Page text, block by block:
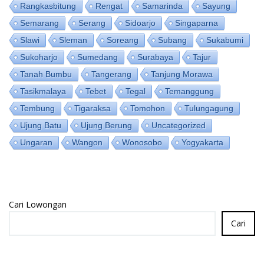
Rangkasbitung
Rengat Samarinda
Sayung
Semarang
Serang Sidoarjo
Singaparna
Slawi
Sleman Soreang Subang
Sukabumi
Sukoharjo
Sumedang Surabaya
Tajur
Tanah Bumbu
Tangerang
Tanjung Morawa
Tasikmalaya
Tebet Tegal
Temanggung
Tembung
Tigaraksa Tomohon
Tulungagung
Ujung Batu
Ujung Berung
Uncategorized
Ungaran
Wangon Wonosobo Yogyakarta
Cari Lowongan
Cari